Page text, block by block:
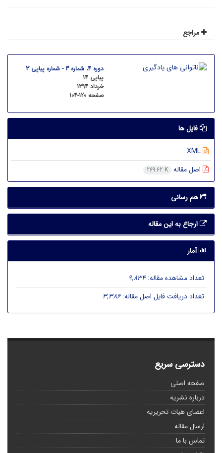
مراجع
دوره 4، شماره 3 - شماره پیاپی 3
پیاپی 14
خرداد 1394
صفحه 104-120
فایل ها
اصل مقاله 269.62 K
هم رسانی
ارجاع به این مقاله
آمار
تعداد مشاهده مقاله:9,834
تعداد دریافت فایل اصل مقاله:3,386
دسترسی سریع
صفحه اصلی
درباره نشریه
اعضای هیات تحریریه
ارسال مقاله
تماس با ما